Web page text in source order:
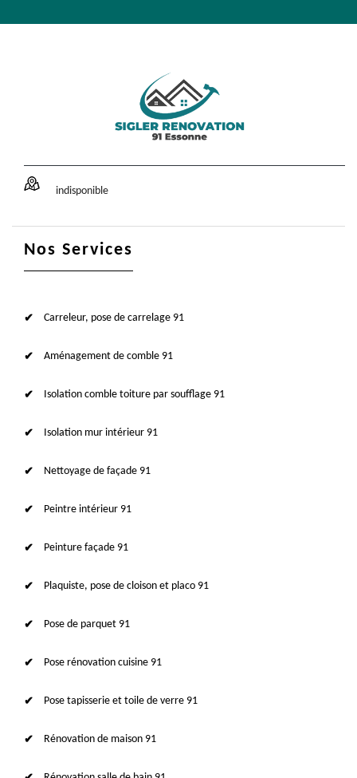
indisponible
Nos Services
Carreleur, pose de carrelage 91
Aménagement de comble 91
Isolation comble toiture par soufflage 91
Isolation mur intérieur 91
Nettoyage de façade 91
Peintre intérieur 91
Peinture façade 91
Plaquiste, pose de cloison et placo 91
Pose de parquet 91
Pose rénovation cuisine 91
Pose tapisserie et toile de verre 91
Rénovation de maison 91